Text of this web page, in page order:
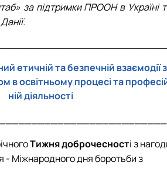
за підтримки ПРООН в Україні
етичній та безпечній взаємодії
в освітньому процесі та
ній діяльності
Тижня доброчесності з
- Міжнародного дня боротьби з